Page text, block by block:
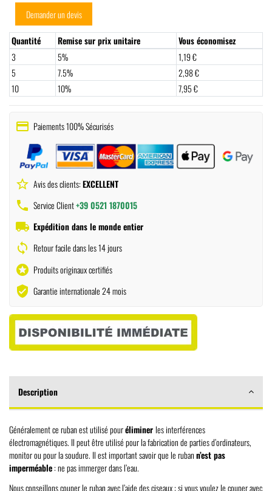
Demander un devis
Quantité Remise sur prix unitaire
Vous économisez
3
5%
1,19 €
5
7.5%
2,98 €
10
10% 7,95 €
payment Paiements 100% Sécurisés
star_border Avis des clients:EXCELLENT
phone Service Client+39 0521 1870015
local_shipping Expédition dans le monde entier
sync Retour facile dans les 14 jours
stars Produits originaux certifiés
verified_user Garantie internationale 24 mois
Description
Généralement ce ruban est utilisé pouréliminer les interférences
électromagnétiques. Il peut être utilisé pour la fabrication de parties d’ordinateurs,
monitor ou pour la soudure. Il est important savoir que le rubann’est pas
imperméable: ne pas immerger dans l’eau.
Nous conseillons couper le ruban avec l’aide des ciseaux : si vous voulez le couper avec